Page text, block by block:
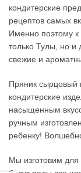
кондитерские
рецептов самых
Именно поэтому
только Тулы, но и
свежие и
Пряник сырцовый
кондитерские
насыщенным
ручным
ребенку!
Мы изготовим для